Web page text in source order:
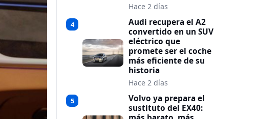
Hace 2 días
4
Audi recupera el A2
convertido en un SUV
eléctrico que
promete ser el coche
más eficiente de su
historia
Hace 2 días
5
Volvo ya prepara el
sustituto del EX40: